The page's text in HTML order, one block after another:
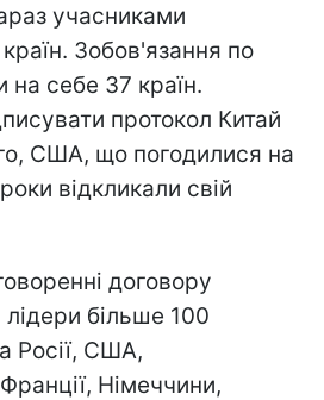
учасниками
Зобов'язання по
на себе 37 країн.
протокол Китай
США, що погодилися на
відкликали свій
договору
більше 100
Росії, США,
Німеччини,